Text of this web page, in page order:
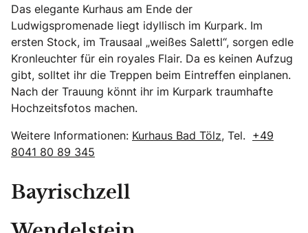
Das elegante Kurhaus am Ende der
Ludwigspromenade liegt idyllisch im Kurpark. Im
ersten Stock, im Trausaal „weißes Salettl“, sorgen edle
Kronleuchter für ein royales Flair. Da es keinen Aufzug
gibt, solltet ihr die Treppen beim Eintreffen einplanen.
Nach der Trauung könnt ihr im Kurpark traumhafte
Hochzeitsfotos machen.
Weitere Informationen: Kurhaus Bad Tölz, Tel. +49
8041 80 89 345
Bayrischzell